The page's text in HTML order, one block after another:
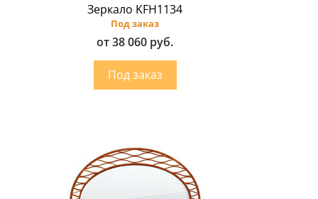
Зеркало KFH1134
Под заказ
от 38 060 руб.